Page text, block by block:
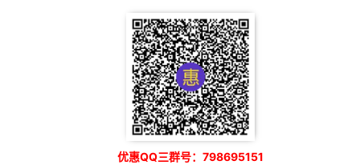
优惠QQ三群号：798695151